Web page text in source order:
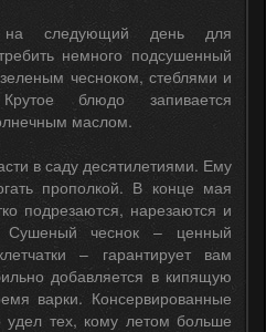
на следующий день для
немного подсушенный
чесноком, стеблями и
блюдо запивается
маслом.
в саду десятилетиями. Ему
прополкой. В конце мая
подрезаются, нарезаются и
Сушеный чеснок – ценный
– гарантирует вам
добавляется в кипящую
варки. Консервированные
тех, кому летом больше